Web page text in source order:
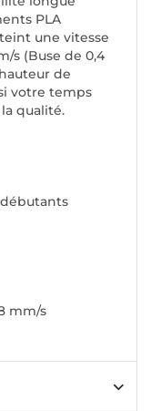
PLA
une vitesse
s (Buse de 0,4
de
votre temps
qualité.
mm/s